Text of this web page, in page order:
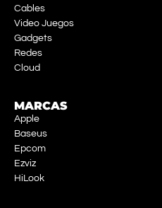
Cables
Video Juegos
Gadgets
Redes
Cloud
MARCAS
Apple
Baseus
Epcom
Ezviz
HiLook